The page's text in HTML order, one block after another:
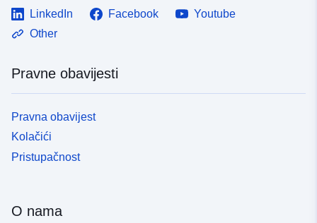
LinkedIn Facebook
Youtube
Other
Pravne obavijesti
Pravna obavijest
Kolačići
Pristupačnost
O nama